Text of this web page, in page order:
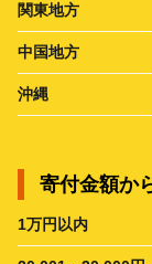
関東地方
中国地方
沖縄
寄付金額か
1万円以内